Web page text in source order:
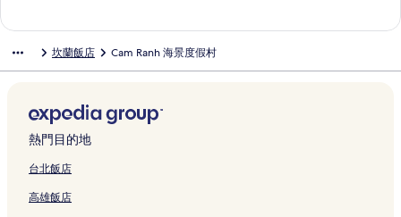
的
連
c
i
d
e
的
結
的
a
N
h
a
T
a
e
e
c
t
G
t
e
r
t
的
連
t
n
t
-
T
e
S
的
連
結
e
h
R
e
s
r
t
e
A
r
e
a
u
W
i
t
h
c
C
R
a
n
h
連
t
的
連
結
i
R
e
s
o
t
e
r
t
C
a
R
i
的
連
結
O
5
P
e
o
n
H
v
w
的
連
結
n
a
m
R
a
h
r
i
d
e
d
r
坎蘭飯店 Cam Ranh 海景度假村
熱門目的地
台北飯店
高雄飯店